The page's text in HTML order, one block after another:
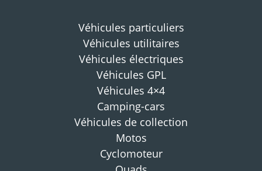
Véhicules particuliers
Véhicules utilitaires
Véhicules électriques
Véhicules GPL
Véhicules 4×4
Camping-cars
Véhicules de collection
Motos
Cyclomoteur